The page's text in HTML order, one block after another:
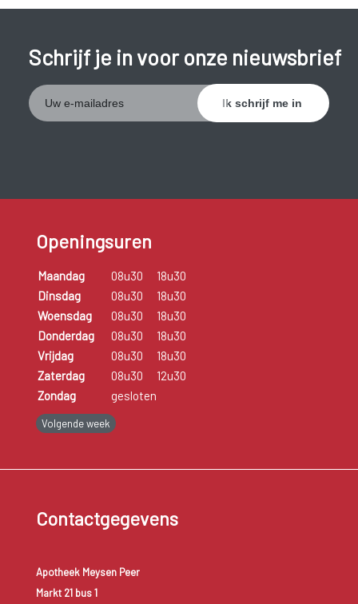
Schrijf je in voor onze nieuwsbrief
Openingsuren
Maandag 08u30
18u30
Dinsdag
08u30
18u30
Woensdag
08u30
18u30
Donderdag
08u30
18u30
Vrijdag
08u30
18u30
Zaterdag
08u30
12u30
Zondag
gesloten
Volgende week
Contactgegevens
Apotheek Meysen Peer
Markt 21 bus 1